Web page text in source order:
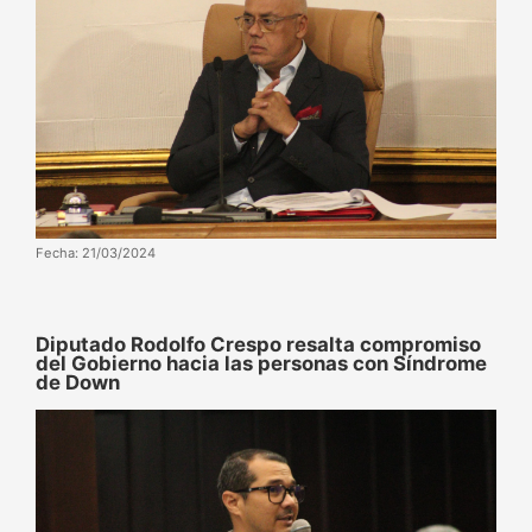
Fecha: 21/03/2024
Diputado Rodolfo Crespo resalta compromiso
del Gobierno hacia las personas con Síndrome
de Down